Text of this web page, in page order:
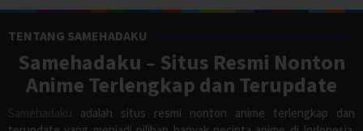
TENTANG SAMEHADAKU
Samehadaku – Situs Resmi Nonton
Anime Terlengkap dan Terupdate
Samehadaku adalah situs resmi nonton anime terlengkap dan